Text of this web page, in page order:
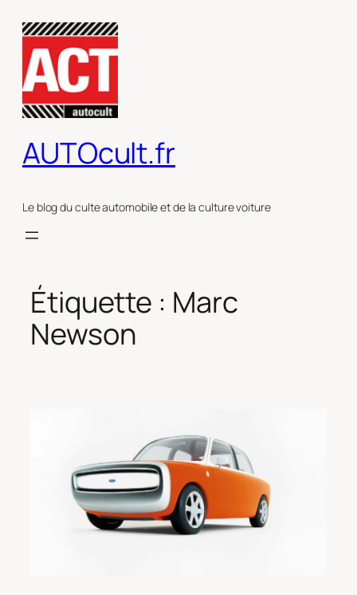
contenu
AUTOcult.fr
Le blog du culte automobile et de la culture voiture
Étiquette : Marc
Newson